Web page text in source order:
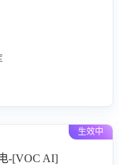
生效中
-[VOC AI]